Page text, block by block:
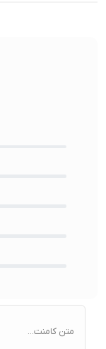
متن کامنت...